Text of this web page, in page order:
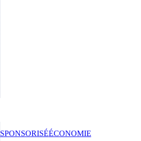
SPONSORISÉÉCONOMIE